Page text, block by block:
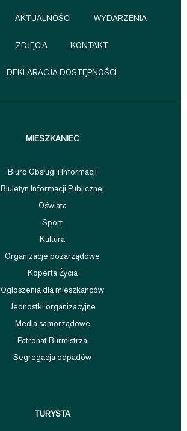
AKTUALNOŚCI WYDARZENIA
ZDJĘCIA KONTAKT
DEKLARACJA DOSTĘPNOŚCI
MIESZKANIEC
Biuro Obsługi i Informacji
Biuletyn Informacji Publicznej
Oświata
Sport
Kultura
Organizacje pozarządowe
Koperta Życia
Ogłoszenia dla mieszkańców
Jednostki organizacyjne
Media samorządowe
Patronat Burmistrza
Segregacja odpadów
TURYSTA